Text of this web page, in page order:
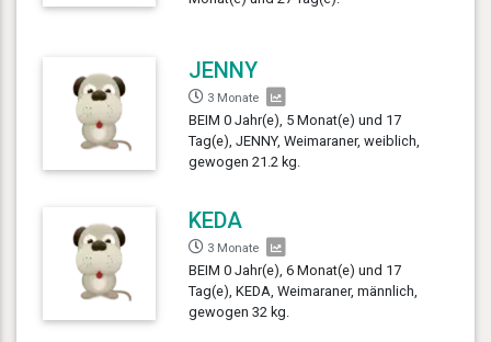
JENNY
3 Monate
BEIM 0 Jahr(e), 5 Monat(e) und 17
Tag(e), JENNY, Weimaraner, weiblich,
gewogen 21.2 kg.
KEDA
3 Monate
BEIM 0 Jahr(e), 6 Monat(e) und 17
Tag(e), KEDA, Weimaraner, männlich,
gewogen 32 kg.